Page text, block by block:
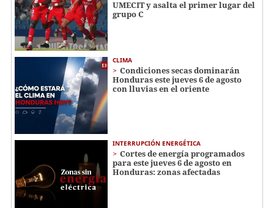
UMECIT y asalta el primer lugar del
grupo C
CLIMA
Condiciones secas dominarán
Honduras este jueves 6 de agosto
con lluvias en el oriente
INTERRUPCIÓN ENERGÉTICA
Cortes de energía programados
para este jueves 6 de agosto en
Honduras: zonas afectadas